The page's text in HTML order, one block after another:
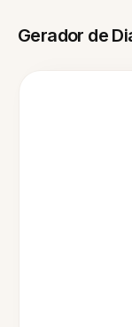
Gerador de